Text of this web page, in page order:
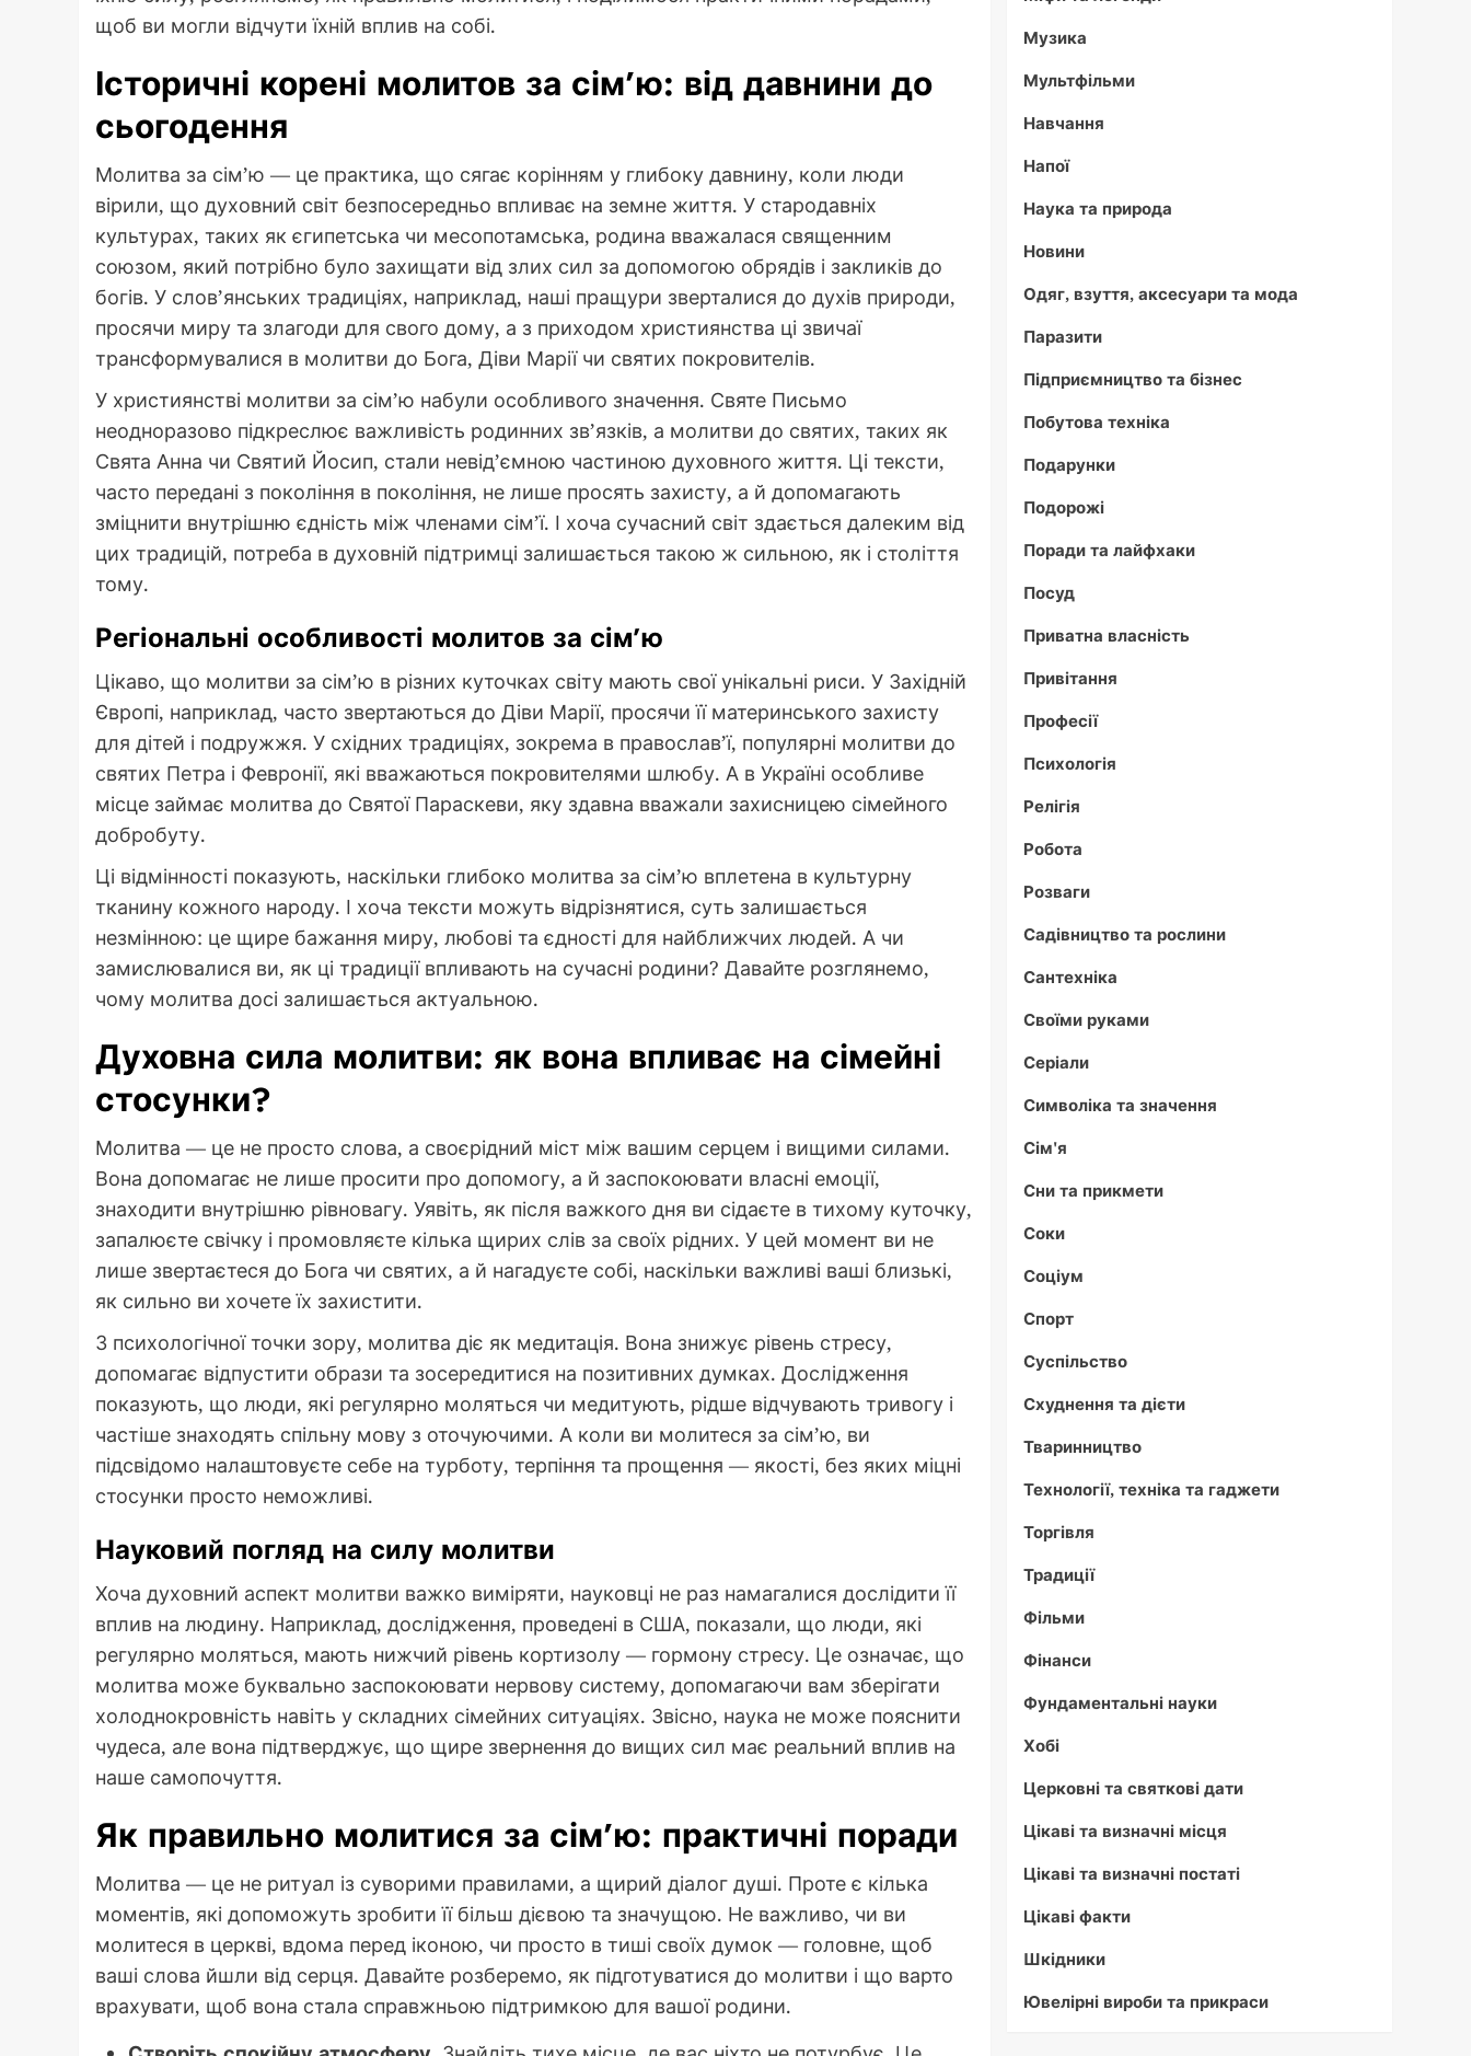
щоб ви могли відчути їхній вплив на собі.
Історичні корені молитов за сім’ю: від давнини до
сьогодення
Молитва за сім’ю — це практика, що сягає корінням у глибоку давнину, коли люди
вірили, що духовний світ безпосередньо впливає на земне життя. У стародавніх
культурах, таких як єгипетська чи месопотамська, родина вважалася священним
союзом, який потрібно було захищати від злих сил за допомогою обрядів і закликів до
богів. У слов’янських традиціях, наприклад, наші пращури зверталися до духів природи,
просячи миру та злагоди для свого дому, а з приходом християнства ці звичаї
трансформувалися в молитви до Бога, Діви Марії чи святих покровителів.
У християнстві молитви за сім’ю набули особливого значення. Святе Письмо
неодноразово підкреслює важливість родинних зв’язків, а молитви до святих, таких як
Свята Анна чи Святий Йосип, стали невід’ємною частиною духовного життя. Ці тексти,
часто передані з покоління в покоління, не лише просять захисту, а й допомагають
зміцнити внутрішню єдність між членами сім’ї. І хоча сучасний світ здається далеким від
цих традицій, потреба в духовній підтримці залишається такою ж сильною, як і століття
тому.
Регіональні особливості молитов за сім’ю
Цікаво, що молитви за сім’ю в різних куточках світу мають свої унікальні риси. У Західній
Європі, наприклад, часто звертаються до Діви Марії, просячи її материнського захисту
для дітей і подружжя. У східних традиціях, зокрема в православ’ї, популярні молитви до
святих Петра і Февронії, які вважаються покровителями шлюбу. А в Україні особливе
місце займає молитва до Святої Параскеви, яку здавна вважали захисницею сімейного
добробуту.
Ці відмінності показують, наскільки глибоко молитва за сім’ю вплетена в культурну
тканину кожного народу. І хоча тексти можуть відрізнятися, суть залишається
незмінною: це щире бажання миру, любові та єдності для найближчих людей. А чи
замислювалися ви, як ці традиції впливають на сучасні родини? Давайте розглянемо,
чому молитва досі залишається актуальною.
Духовна сила молитви: як вона впливає на сімейні
стосунки?
Молитва — це не просто слова, а своєрідний міст між вашим серцем і вищими силами.
Вона допомагає не лише просити про допомогу, а й заспокоювати власні емоції,
знаходити внутрішню рівновагу. Уявіть, як після важкого дня ви сідаєте в тихому куточку,
запалюєте свічку і промовляєте кілька щирих слів за своїх рідних. У цей момент ви не
лише звертаєтеся до Бога чи святих, а й нагадуєте собі, наскільки важливі ваші близькі,
як сильно ви хочете їх захистити.
З психологічної точки зору, молитва діє як медитація. Вона знижує рівень стресу,
допомагає відпустити образи та зосередитися на позитивних думках. Дослідження
показують, що люди, які регулярно моляться чи медитують, рідше відчувають тривогу і
частіше знаходять спільну мову з оточуючими. А коли ви молитеся за сім’ю, ви
підсвідомо налаштовуєте себе на турботу, терпіння та прощення — якості, без яких міцні
стосунки просто неможливі.
Науковий погляд на силу молитви
Хоча духовний аспект молитви важко виміряти, науковці не раз намагалися дослідити її
вплив на людину. Наприклад, дослідження, проведені в США, показали, що люди, які
регулярно моляться, мають нижчий рівень кортизолу — гормону стресу. Це означає, що
молитва може буквально заспокоювати нервову систему, допомагаючи вам зберігати
холоднокровність навіть у складних сімейних ситуаціях. Звісно, наука не може пояснити
чудеса, але вона підтверджує, що щире звернення до вищих сил має реальний вплив на
наше самопочуття.
Як правильно молитися за сім’ю: практичні поради
Молитва — це не ритуал із суворими правилами, а щирий діалог душі. Проте є кілька
моментів, які допоможуть зробити її більш дієвою та значущою. Не важливо, чи ви
молитеся в церкві, вдома перед іконою, чи просто в тиші своїх думок — головне, щоб
ваші слова йшли від серця. Давайте розберемо, як підготуватися до молитви і що варто
врахувати, щоб вона стала справжньою підтримкою для вашої родини.
Музика
Мультфільми
Навчання
Напої
Наука та природа
Новини
Одяг, взуття, аксесуари та мода
Паразити
Підприємництво та бізнес
Побутова техніка
Подарунки
Подорожі
Поради та лайфхаки
Посуд
Приватна власність
Привітання
Професії
Психологія
Релігія
Робота
Розваги
Садівництво та рослини
Сантехніка
Своїми руками
Серіали
Символіка та значення
Сім'я
Сни та прикмети
Соки
Соціум
Спорт
Суспільство
Схуднення та дієти
Тваринництво
Технології, техніка та гаджети
Торгівля
Традиції
Фільми
Фінанси
Фундаментальні науки
Хобі
Церковні та святкові дати
Цікаві та визначні місця
Цікаві та визначні постаті
Цікаві факти
Шкідники
Ювелірні вироби та прикраси